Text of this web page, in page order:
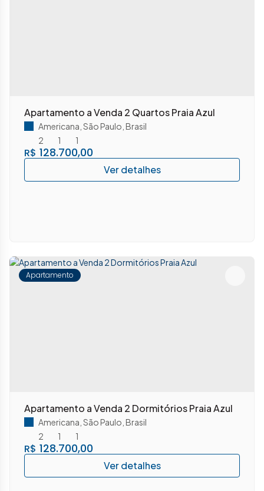
Apartamento a Venda 2 Quartos Praia Azul
R$ 128.700,00
Americana São Paulo Brasil
2
1 1
Apartamento
Apartamento a Venda 2 Dormitórios Praia Azul
R$ 128.700,00
Americana São Paulo Brasil
2
1 1